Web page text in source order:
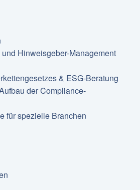
Hinweisgeber-Management
& ESG-Beratung
der Compliance-
für spezielle Branchen